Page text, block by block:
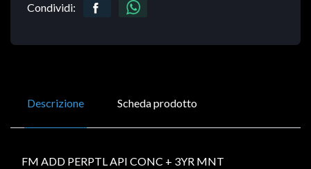
Condividi:
Descrizione Scheda prodotto
FM ADD PERPTL API CONC + 3YR MNT